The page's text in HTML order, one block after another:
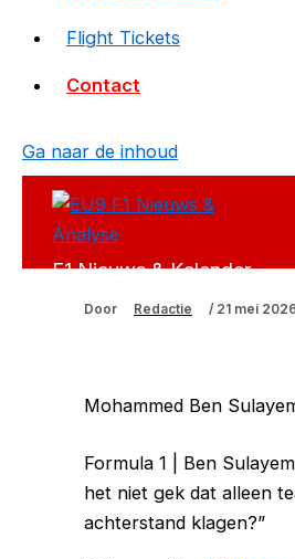
Flight Tickets
Contact
Ga naar de inhoud
F1 Nieuws & Kalender
Door Redactie / 21 mei
Mohammed Ben
Formula 1 | Ben
het niet gek dat alleen
achterstand klagen?”